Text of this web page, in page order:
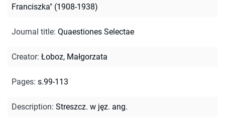
Franciszka" (1908-1938)
Journal title: Quaestiones Selectae
Creator: Łoboz, Małgorzata
Pages: s.99-113
Description: Streszcz. w jęz. ang.